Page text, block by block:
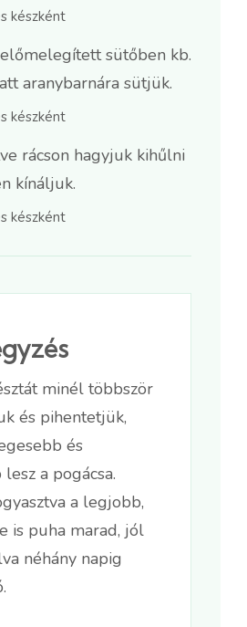
készként
sütőben kb.
aranybarnára sütjük.
készként
rácson hagyjuk kihűlni
kínáljuk.
készként
minél többször
és pihentetjük,
és
a pogácsa.
a legjobb,
is puha marad, jól
néhány napig